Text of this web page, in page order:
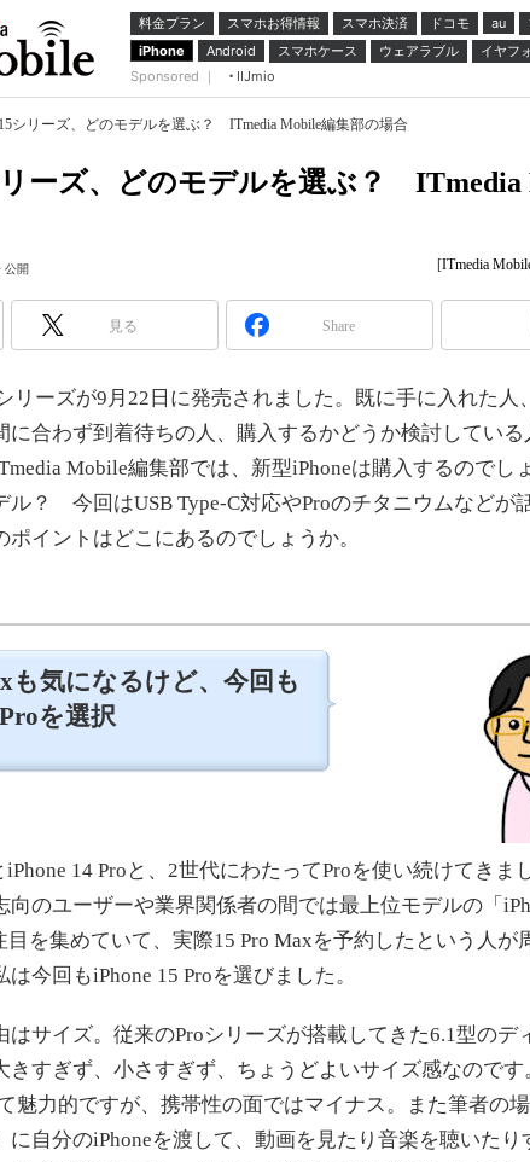
料金プラン スマホお得情報 スマホ決済 ドコモ au
iPhone
Android スマホケース ウェアラブル イヤフ
Sponsored ｜
IIJmio
シリーズ、どのモデルを選ぶ？ ITmedia Mobile編集部の場合
リーズ、どのモデルを選ぶ？ ITmedia
公開 [ITmedia
見る Share
リーズが9月22日に発売されました。既に手に入れた人
に合わず到着待ちの人、購入するかどうか検討している
Mobile編集部では、新型iPhoneは購入するのでし
ル？ 今回はUSB Type-C対応やProのチタニウムなどが
ポイントはどこにあるのでしょうか。
も気になるけど、今回も
を選択
14 Proと、2世代にわたってProを使い続けてきま
向のユーザーや業界関係者の間では最上位モデルの「
を集めていて、実際15 Pro Maxを予約したという人が
今回もiPhone 15 Proを選びました。
サイズ。従来のProシリーズが搭載してきた6.1型のデ
きすぎず、小さすぎず、ちょうどよいサイズ感なのです
魅力的ですが、携帯性の面ではマイナス。また筆者の
に自分のiPhoneを渡して、動画を見たり音楽を聴いたり